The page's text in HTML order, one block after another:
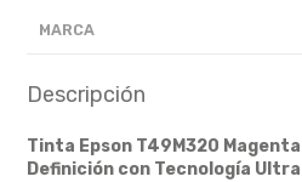
MARCA
Descripción
Tinta Epson T49M320
Definición con Tecnología